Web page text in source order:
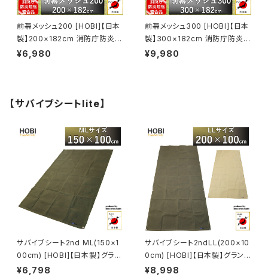
前幕メッシュ200 [HOBI]【日本
製】200×182cm 消防庁防炎規
格適合品 [無骨でタフ] 頑丈ハト
ア ホビ ブラック [MADE IN JA
¥6,980
前幕メッシュ300 [HOBI]【日本
製】300×182cm 消防庁防炎規
格適合品 [無骨でタフ] 頑丈ハト
¥9,980
【サバイブシートlite】
サバイブシート2nd ML(150×1
00cm) [HOBI]【日本製】グラン
ドシート 上質高級帆布(粗目風
¥6,798
サバイブシート2ndLL(200×10
0cm) [HOBI]【日本製】グランド
シート 上質高級帆布(粗目風情
¥8,998